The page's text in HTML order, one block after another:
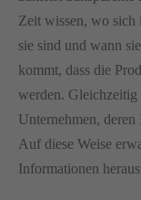
Zeit wissen, wo sich
sie sind und wann
kommt, dass die
werden. Gleichzeitig
Unternehmen,
Auf diese Weise
Informationen